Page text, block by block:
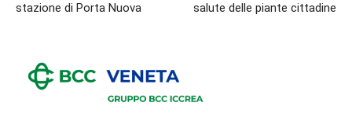
stazione di Porta Nuova
salute delle piante cittadine